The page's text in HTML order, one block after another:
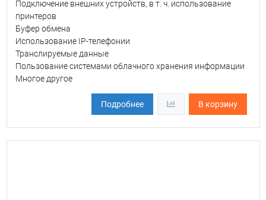
Подключение внешних устройств, в т. ч. использование
принтеров
Буфер обмена
Использование IP-телефонии
Транслируемые данные
Пользование системами облачного хранения информации
Многое другое
Подробнее В корзину